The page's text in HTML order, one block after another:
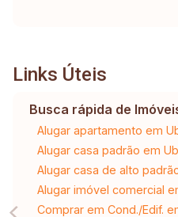
Links Úteis
Busca rápida de
Alugar apartamento em
Alugar casa padrão em
Alugar casa de alto
Alugar imóvel comercial
Comprar em Cond./Edif.